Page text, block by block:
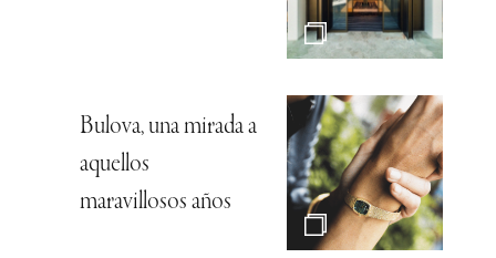
Bulova, una mirada a
aquellos
maravillosos años